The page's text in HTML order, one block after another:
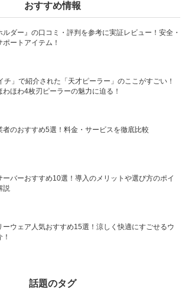
おすすめ情報
ルダー』の口コミ・評判を参考に実証レビュー！安全・
ートアイテム！
チ」で紹介された「天才ピーラー」のここがすごい！
わほわ4枚刃ピーラーの魅力に迫る！
者のおすすめ5選！料金・サービスを徹底比較
ーバーおすすめ10選！導入のメリットや選び方のポイ
説
ーウェア人気おすすめ15選！涼しく快適にすごせるウ
話題のタグ